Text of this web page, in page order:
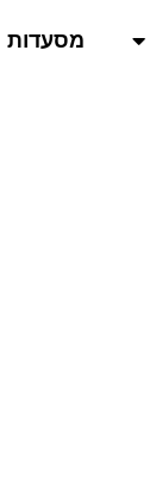
מסעדות